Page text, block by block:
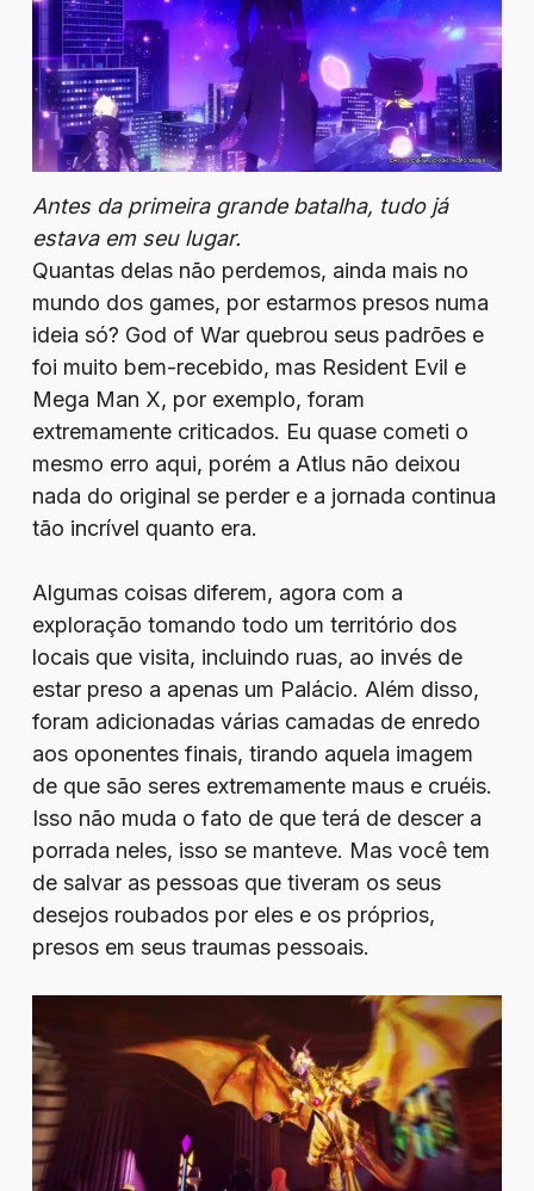
Antes da primeira grande batalha, tudo já
estava em seu lugar.
Quantas delas não perdemos, ainda mais no
mundo dos games, por estarmos presos numa
ideia só? God of War quebrou seus padrões e
foi muito bem-recebido, mas Resident Evil e
Mega Man X, por exemplo, foram
extremamente criticados. Eu quase cometi o
mesmo erro aqui, porém a Atlus não deixou
nada do original se perder e a jornada continua
tão incrível quanto era.
Algumas coisas diferem, agora com a
exploração tomando todo um território dos
locais que visita, incluindo ruas, ao invés de
estar preso a apenas um Palácio. Além disso,
foram adicionadas várias camadas de enredo
aos oponentes finais, tirando aquela imagem
de que são seres extremamente maus e cruéis.
Isso não muda o fato de que terá de descer a
porrada neles, isso se manteve. Mas você tem
de salvar as pessoas que tiveram os seus
desejos roubados por eles e os próprios,
presos em seus traumas pessoais.